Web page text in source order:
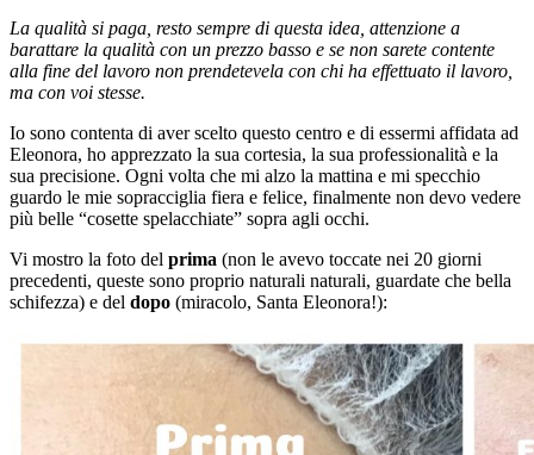
La qualità si paga, resto sempre di questa idea, attenzione a
barattare la qualità con un prezzo basso e se non sarete contente
alla fine del lavoro non prendetevela con chi ha effettuato il lavoro,
ma con voi stesse.
Io sono contenta di aver scelto questo centro e di essermi affidata ad
Eleonora, ho apprezzato la sua cortesia, la sua professionalità e la
sua precisione. Ogni volta che mi alzo la mattina e mi specchio
guardo le mie sopracciglia fiera e felice, finalmente non devo vedere
più belle “cosette spelacchiate” sopra agli occhi.
Vi mostro la foto del prima (non le avevo toccate nei 20 giorni
precedenti, queste sono proprio naturali naturali, guardate che bella
schifezza) e del dopo (miracolo, Santa Eleonora!):